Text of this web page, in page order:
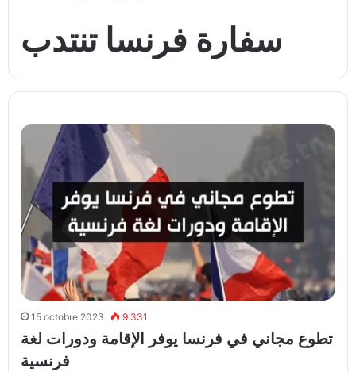
سفارة فرنسا تنتدب
15 octobre 2023 9 331
تطوع مجاني في فرنسا يوفر الإقامة ودورات لغة
فرنسية